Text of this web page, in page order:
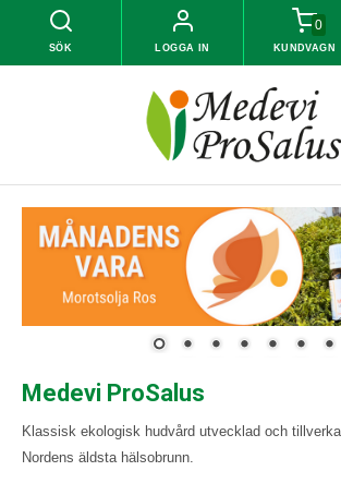
SÖK LOGGA IN
0
KUNDVAGN
Medevi ProSalus
Klassisk ekologisk hudvård utvecklad och
Nordens äldsta hälsobrunn.